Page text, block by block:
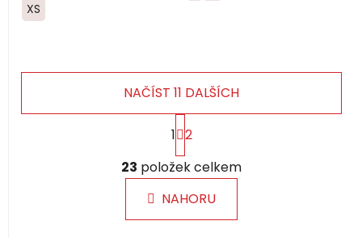
XS
O
v
l
á
d
NAČÍST 11 DALŠÍCH
S
t
r
á
n
k
1 2
23 položek celkem
NAHORU